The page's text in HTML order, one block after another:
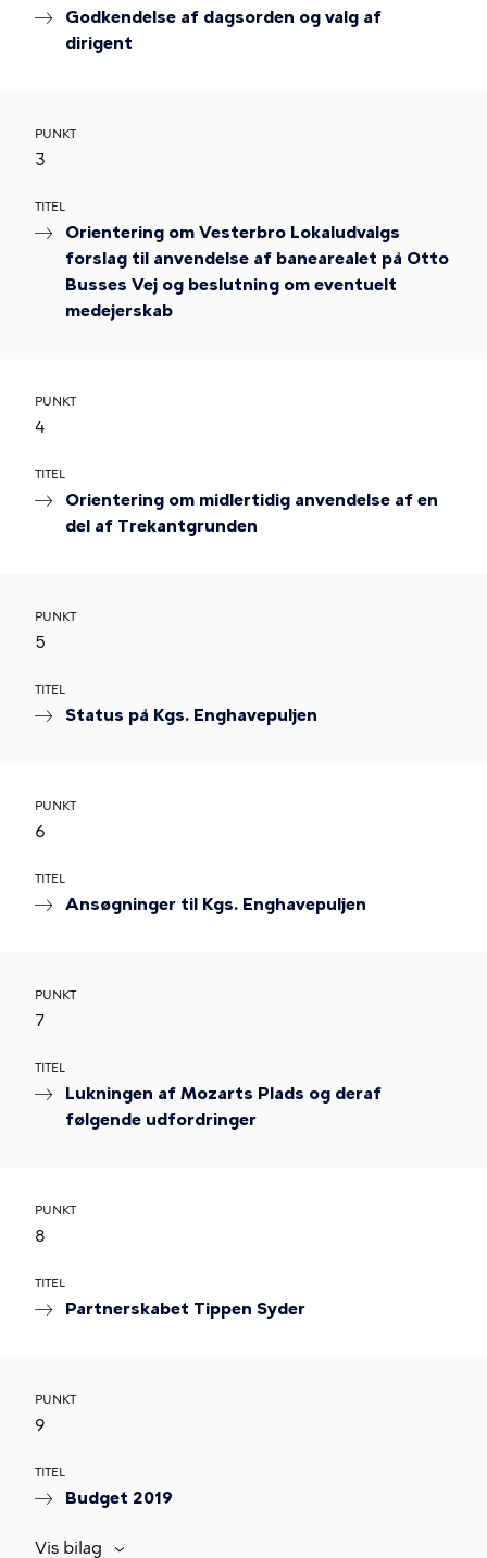
Godkendelse af dagsorden og valg af
dirigent
PUNKT
3
TITEL
Orientering om Vesterbro Lokaludvalgs
forslag til anvendelse af banearealet på Otto
Busses Vej og beslutning om eventuelt
medejerskab
PUNKT
4
TITEL
Orientering om midlertidig anvendelse af en
del af Trekantgrunden
PUNKT
5
TITEL
Status på Kgs. Enghavepuljen
PUNKT
6
TITEL
Ansøgninger til Kgs. Enghavepuljen
PUNKT
7
TITEL
Lukningen af Mozarts Plads og deraf
følgende udfordringer
PUNKT
8
TITEL
Partnerskabet Tippen Syder
PUNKT
9
TITEL
Budget 2019
Vis bilag